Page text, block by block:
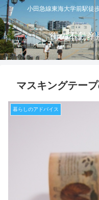
小田急線東海大学前駅
街の不動産
マスキングテー
暮らしのアドバイス